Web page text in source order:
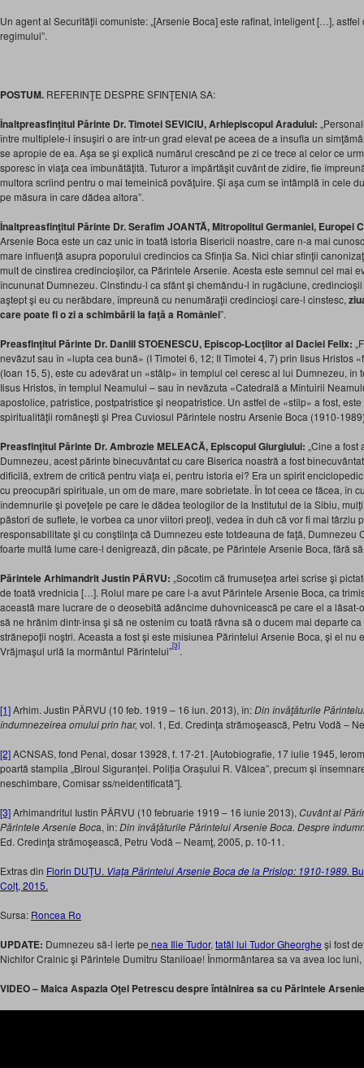
Un agent al Securităţii comuniste: „[Arsenie Boca] este rafinat, inteligent […],
regimului”.
POSTUM. REFERINŢE DESPRE SFINŢENIA SA:
Înaltpreasfinţitul Părinte Dr. Timotei SEVICIU, Arhiepiscopul Aradului:
între multiplele-i însuşiri o are într-un grad elevat pe aceea de a insufla un
se apropie de ea. Aşa se şi explică numărul crescând pe zi ce trece al celor ce
sporesc în viaţa cea îmbunătăţită. Tuturor a împărtăşit cuvânt de zidire, fie
multora scriind pentru o mai temeinică povăţuire. Şi aşa cum se întâmplă în cele
pe măsura în care dădea altora”.
Înaltpreasfinţitul Părinte Dr. Serafim JOANTĂ, Mitropolitul Germaniei, Europei
Arsenie Boca este un caz unic în toată istoria Bisericii noastre, care n-a mai
mare influenţă asupra poporului credincios ca Sfinţia Sa. Nici chiar sfinţii
mult de cinstirea credincioşilor, ca Părintele Arsenie. Acesta este semnul cel mai
încununat Dumnezeu. Cinstindu-l ca sfânt şi chemându-l în rugăciune,
aştept şi eu cu nerăbdare, împreună cu nenumăraţii credincioşi care-l cinstesc,
care poate fi o zi a schimbării la faţă a României”.
Preasfinţitul Părinte Dr. Daniil STOENESCU, Episcop-Locţiitor al Daciei Felix:
nevăzut sau în «lupta cea bună» (I Timotei 6, 12; II Timotei 4, 7) prin Iisus Hristos
(Ioan 15, 5), este cu adevărat un «stâlp» în templul cel ceresc al lui Dumnezeu, în
Iisus Hristos, în templul Neamului – sau în nevăzuta «Catedrală a Mîntuirii
apostolice, patristice, postpatristice şi neopatristice. Un astfel de «stîlp» a fost,
spiritualităţii româneşti şi Prea Cuviosul Părintele nostru Arsenie Boca (1910-
Preasfinţitul Părinte Dr. Ambrozie MELEACĂ, Episcopul Giurgiului: „Cine a fost
Dumnezeu, acest părinte binecuvântat cu care Biserica noastră a fost
dificilă, extrem de critică pentru viaţa ei, pentru istoria ei? Era un spirit
cu preocupări spirituale, un om de mare, mare sobrietate. În tot ceea ce făcea, în
îndemnurile şi poveţele pe care le dădea teologilor de la Institutul de la Sibiu,
păstori de suflete, le vorbea ca unor viitori preoţi, vedea în duh că vor fi mai târziu
responsabilitate şi cu conştiinţa că Dumnezeu este totdeauna de faţă, Dumnezeu
foarte multă lume care-l denigrează, din păcate, pe Părintele Arsenie Boca, fără
Părintele Arhimandrit Justin PÂRVU: „Socotim că frumuseţea artei scrise şi
de toată vrednicia […]. Rolul mare pe care l-a avut Părintele Arsenie Boca, ca
această mare lucrare de o deosebită adâncime duhovnicească pe care el a
să ne hrănim dintr-însa şi să ne ostenim cu toată râvna să o ducem mai departe
strănepoţii noştri. Aceasta a fost şi este misiunea Părintelui Arsenie Boca, şi el
Vrăjmaşul urlă la mormântul Părintelui”[3].
[1]Arhim. Justin PÂRVU (10 feb. 1919 – 16 iun. 2013), în:Din învăţăturile
îndumnezeirea omului prin har, vol. 1, Ed. Credinţa strămoşească, Petru Vodă –
[2]ACNSAS, fond Penal, dosar 13928, f. 17-21. [Autobiografie, 17 iulie 1945,
poartă stampila „Biroul Siguranței. Poliția Orașului R. Vâlcea”, precum și
neschimbare, Comisar ss/neidentificată”].
[3]Arhimandritul Iustin PÂRVU (10 februarie 1919 – 16 iunie 2013), Cuvânt al
Părintele Arsenie Boca, în:Din învăţăturile Părintelui Arsenie Boca. Despre
Ed. Credinţa strămoşească, Petru Vodă – Neamţ, 2005, p. 10-11.
Extras din Florin DUŢU. Viaţa Părintelui Arsenie Boca de la Prislop: 1910-1989.
Colţ, 2015.
Sursa: Roncea Ro
UPDATE: Dumnezeu să-l ierte pe nea Ilie Tudor, tatăl lui Tudor Gheorghe şi fost
Nichifor Crainic şi Părintele Dumitru Staniloae! Înmormântarea sa va avea loc
VIDEO – Maica Aspazia Oţel Petrescu despre întâlnirea sa cu Părintele